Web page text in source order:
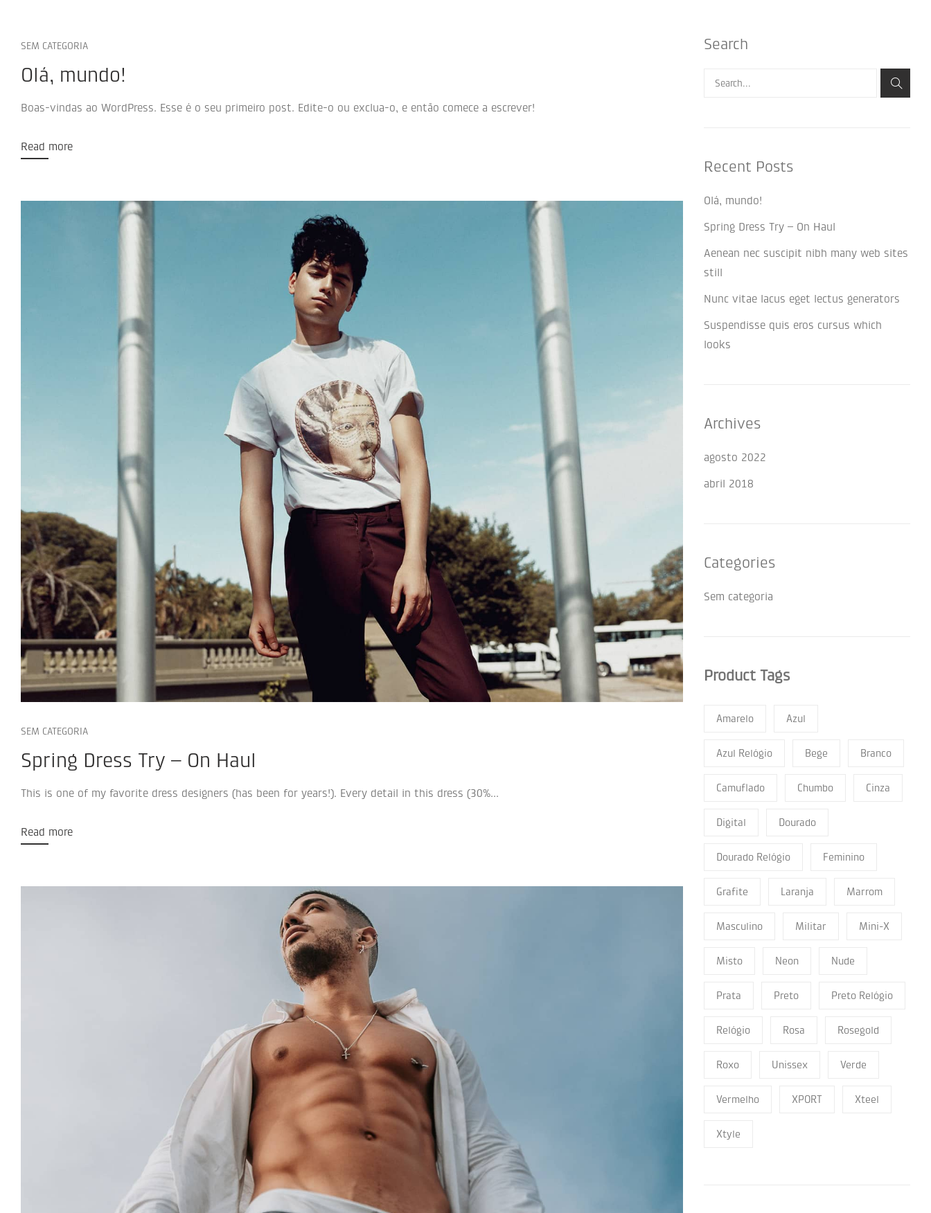
SEM CATEGORIA
Olá, mundo!
Boas-vindas ao WordPress. Esse é o seu primeiro post. Edite-o ou exclua-o, e então comece a escrever!
Read more
SEM CATEGORIA
Spring Dress Try – On Haul
This is one of my favorite dress designers (has been for years!). Every detail in this dress (30%...
Read more
Search
Pesquisar
Recent Posts
Olá, mundo!
Spring Dress Try – On Haul
Aenean nec suscipit nibh many web sites
still
Nunc vitae lacus eget lectus generators
Suspendisse quis eros cursus which
looks
Archives
agosto 2022
abril 2018
Categories
Sem categoria
Product Tags
Amarelo Azul
Azul Relógio Bege Branco
Camuflado Chumbo Cinza
Digital Dourado
Dourado Relógio Feminino
Grafite Laranja Marrom
Masculino Militar Mini-X
Misto Neon Nude
Prata Preto Preto Relógio
Relógio Rosa Rosegold
Roxo Unissex Verde
Vermelho XPORT Xteel
Xtyle